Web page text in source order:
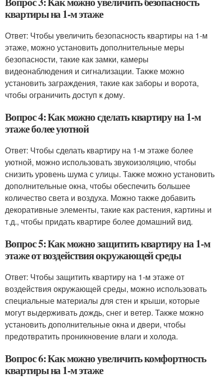
квартиры на 1-м этаже
Ответ: Чтобы увеличить безопасность квартиры на 1-м
этаже, можно установить дополнительные меры
безопасности, такие как замки, камеры
видеонаблюдения и сигнализации. Также можно
установить заграждения, такие как заборы и ворота,
чтобы ограничить доступ к дому.
Вопрос 4: Как можно сделать квартиру на 1-м
этаже более уютной
Ответ: Чтобы сделать квартиру на 1-м этаже более
уютной, можно использовать звукоизоляцию, чтобы
снизить уровень шума с улицы. Также можно установить
дополнительные окна, чтобы обеспечить большее
количество света и воздуха. Можно также добавить
декоративные элементы, такие как растения, картины и
т.д., чтобы придать квартире более домашний вид.
Вопрос 5: Как можно защитить квартиру на 1-м
этаже от воздействия окружающей среды
Ответ: Чтобы защитить квартиру на 1-м этаже от
воздействия окружающей среды, можно использовать
специальные материалы для стен и крыши, которые
могут выдерживать дождь, снег и ветер. Также можно
установить дополнительные окна и двери, чтобы
предотвратить проникновение влаги и холода.
Вопрос 6: Как можно увеличить комфортность
квартиры на 1-м этаже